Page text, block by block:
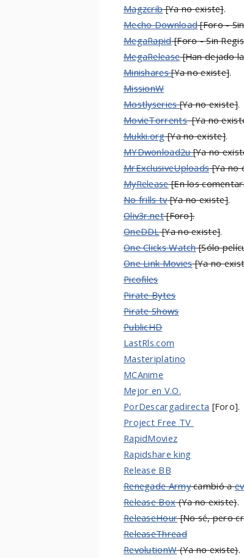
Magzcrib[Ya no existe].
Mecho Download[Foro -
MegaRapid[Foro - Sin
MegaRelease[Han dejado
Minishares[Ya no existe].
MissionW
Mostlyseries[Ya no existe].
MovieTorrents[Ya no
Mukki.org[Ya no existe].
MYDwonload2u[Ya no
MrExclusiveUploads[Ya no
MyRelease[En los
No frills tv [Ya no existe].
Oliv3r.net[Foro].
OneDDL [Ya no existe].
One Clicks Watch[Sólo
One Link Movies[Ya no
Picofiles
Pirate Bytes
Pirate Shows
PublicHD
LastRls.com
Masteriplatino
MCAnime
Mejor en V.O.
PorDescargadirecta [Foro].
Project Free TV
RapidMoviez
Rapidshare king
Release BB
Renegade Armycambió a
Release Box(Ya no existe).
ReleaseHour[No sé, pero
ReleaseThread
RevolutionW(Ya no existe).